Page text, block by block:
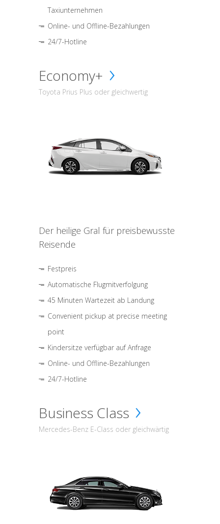
Taxiunternehmen
Online- und Offline-Bezahlungen
24/7-Hotline
Economy+
Toyota Prius Plus oder gleichwertig
Der heilige Gral für preisbewusste
Reisende
Festpreis
Automatische Flugmitverfolgung
45 Minuten Wartezeit ab Landung
Convenient pickup at precise meeting
point
Kindersitze verfügbar auf Anfrage
Online- und Offline-Bezahlungen
24/7-Hotline
Business Class
Mercedes-Benz E-Class oder gleichwärtig